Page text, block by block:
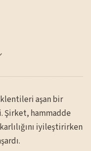
aşan bir
Şirket, hammadde
iyileştirirken